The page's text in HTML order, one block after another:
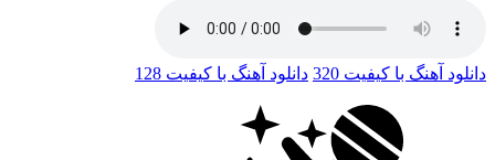
دانلود آهنگ با کیفیت 320 دانلود آهنگ با کیفیت 128